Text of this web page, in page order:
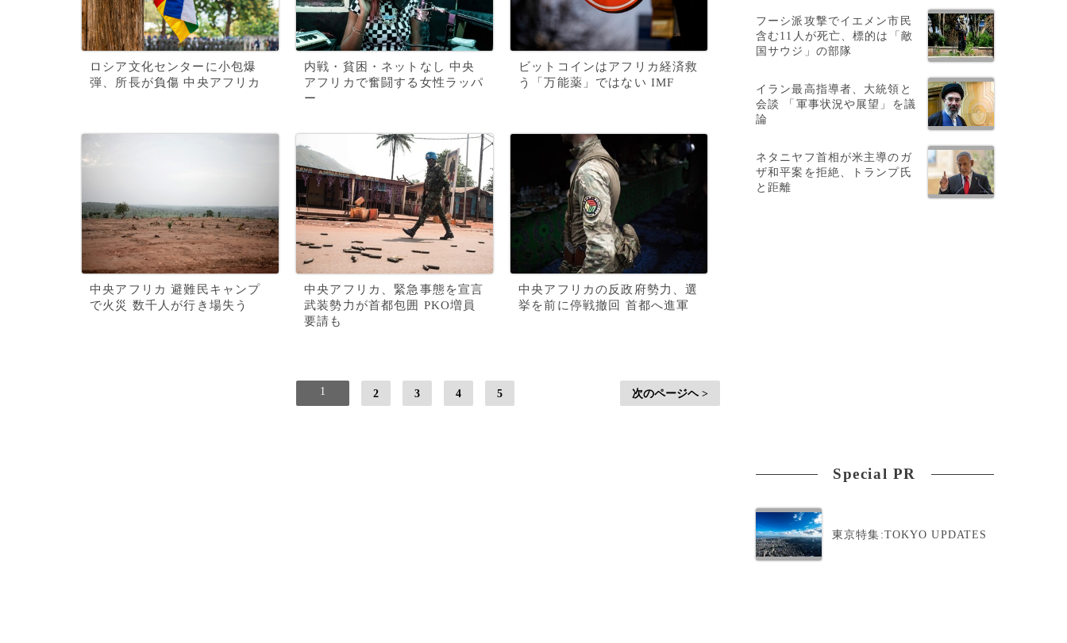
ロシア文化センターに小包爆
弾、所長が負傷 中央アフリカ
内戦・貧困・ネットなし 中央
アフリカで奮闘する女性ラッパ
ー
ビットコインはアフリカ経済救
う「万能薬」ではない IMF
中央アフリカ 避難民キャンプ
で火災 数千人が行き場失う
中央アフリカ、緊急事態を宣言
武装勢力が首都包囲 PKO増員
要請も
中央アフリカの反政府勢力、選
挙を前に停戦撤回 首都へ進軍
1 2 3 4 5 次のページヘ >
フーシ派攻撃でイエメン市民
含む11人が死亡、標的は「敵
国サウジ」の部隊
イラン最高指導者、大統領と
会談 「軍事状況や展望」を議
論
ネタニヤフ首相が米主導のガ
ザ和平案を拒絶、トランプ氏
と距離
Special PR
東京特集:TOKYO UPDATES